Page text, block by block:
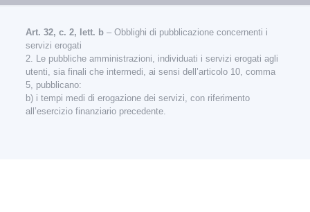
Art. 32, c. 2, lett. b– Obblighi di pubblicazione concernenti i
servizi erogati
2. Le pubbliche amministrazioni, individuati i servizi erogati agli
utenti, sia finali che intermedi, ai sensi dell’articolo 10, comma
5, pubblicano:
b) i tempi medi di erogazione dei servizi, con riferimento
all’esercizio finanziario precedente.